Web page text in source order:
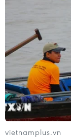
Điện Biên:
viên ma túy
vietnamplus.vn